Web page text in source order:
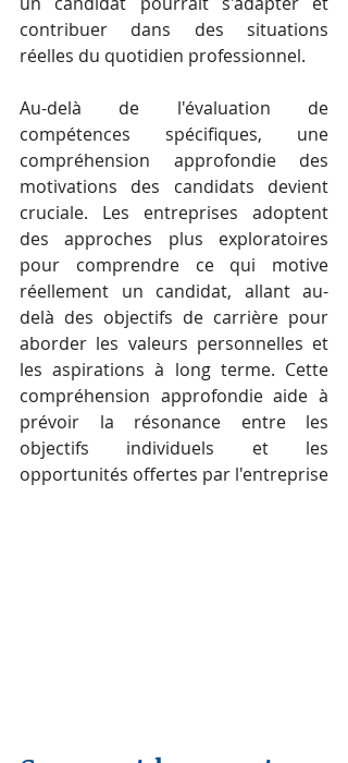
contribuer dans des situations
réelles du quotidien professionnel.
Au-delà de l'évaluation de
compétences spécifiques, une
compréhension approfondie des
motivations des candidats devient
cruciale. Les entreprises adoptent
des approches plus exploratoires
pour comprendre ce qui motive
réellement un candidat, allant au-
delà des objectifs de carrière pour
aborder les valeurs personnelles et
les aspirations à long terme. Cette
compréhension approfondie aide à
prévoir la résonance entre les
objectifs individuels et les
opportunités offertes par l'entreprise